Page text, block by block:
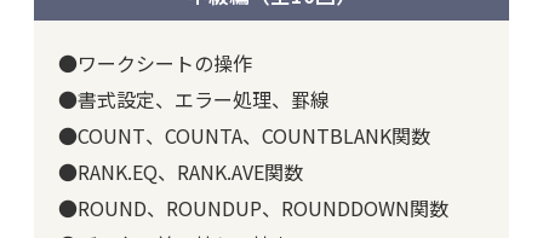
●ワークシートの操作
●書式設定、エラー処理、罫線
●COUNT、COUNTA、COUNTBLANK関数
●RANK.EQ、RANK.AVE関数
●ROUND、ROUNDUP、ROUNDDOWN関数